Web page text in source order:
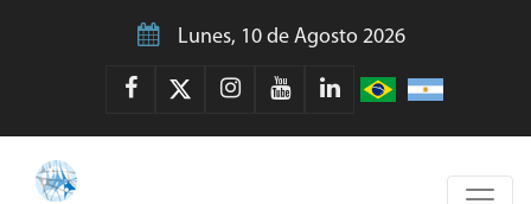
Lunes, 10 de Agosto 2026